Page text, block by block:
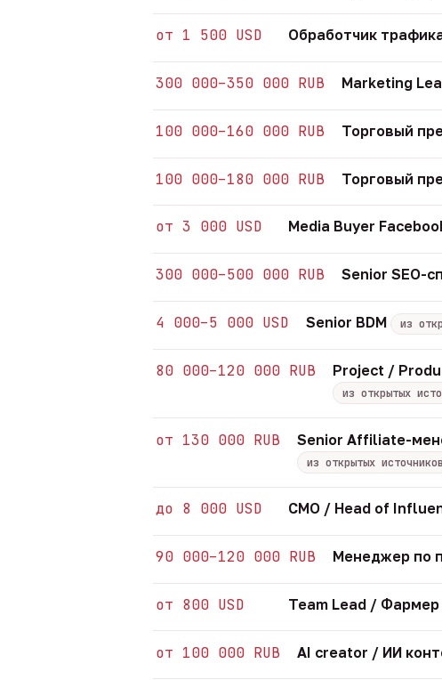
от 1 500 USD Обработчик
300 000–350 000 RUB Marketing
100 000–160 000 RUB Торговый
100 000–180 000 RUB Торговый
от 3 000 USD Media Buyer
300 000–500 000 RUB Senior SEO-
4 000–5 000 USD Senior BDM из
80 000–120 000 RUB Project /
из открытых
от 130 000 RUB Senior Affiliate-
из открытых источников
до 8 000 USD CMO / Head of
90 000–120 000 RUB Менеджер по
от 800 USD Team Lead /
от 100 000 RUB AI creator / ИИ